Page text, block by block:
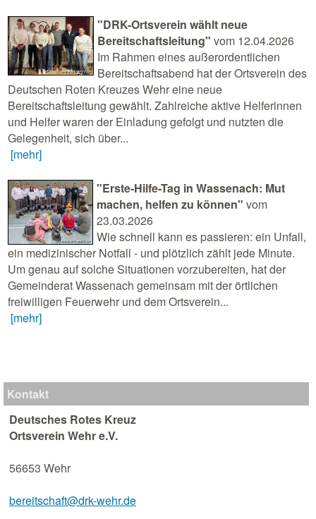
"DRK-Ortsverein wählt neue
Bereitschaftsleitung" vom 12.04.2026
Im Rahmen eines außerordentlichen
Bereitschaftsabend hat der Ortsverein des
Deutschen Roten Kreuzes Wehr eine neue
Bereitschaftsleitung gewählt. Zahlreiche aktive Helferinnen
und Helfer waren der Einladung gefolgt und nutzten die
Gelegenheit, sich über...
[mehr]
"Erste-Hilfe-Tag in Wassenach: Mut
machen, helfen zu können" vom
23.03.2026
Wie schnell kann es passieren: ein Unfall,
ein medizinischer Notfall - und plötzlich zählt jede Minute.
Um genau auf solche Situationen vorzubereiten, hat der
Gemeinderat Wassenach gemeinsam mit der örtlichen
freiwilligen Feuerwehr und dem Ortsverein...
[mehr]
Kontakt
Deutsches Rotes Kreuz
Ortsverein Wehr e.V.
56653 Wehr
bereitschaft@drk-wehr.de